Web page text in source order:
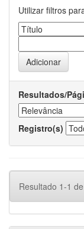
Utilizar filtros
Resultados/
Registro(s)
Resultado 1-1